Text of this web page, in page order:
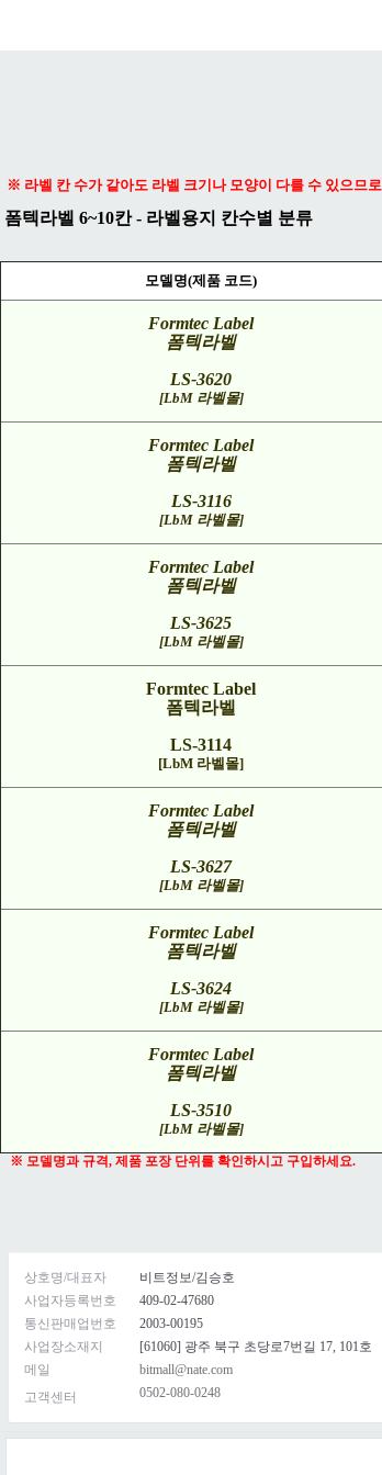
※ 라벨 칸 수가 같아도 라벨 크기나 모양이 다를 수 있으므
폼텍라벨 6~10칸 - 라벨용지 칸수별 분류
모델명(제품 코드)
Formtec Label
폼텍라벨
LS-3620
[LbM 라벨몰]
Formtec Label
폼텍라벨
LS-3116
[LbM 라벨몰]
Formtec Label
폼텍라벨
LS-3625
[LbM 라벨몰]
Formtec Label
폼텍라벨
LS-3114
[LbM 라벨몰]
Formtec Label
폼텍라벨
LS-3627
[LbM 라벨몰]
Formtec Label
폼텍라벨
LS-3624
[LbM 라벨몰]
Formtec Label
폼텍라벨
LS-3510
[LbM 라벨몰]
※ 모델명과 규격, 제품 포장 단위를 확인하시고 구입하세요.
상호명/대표자
비트정보/김승호
사업자등록번호
409-02-47680
통신판매업번호
2003-00195
사업장소재지
[61060] 광주 북구 초당로7번길 17, 101호
메일
bitmall@nate.com
고객센터
0502-080-0248